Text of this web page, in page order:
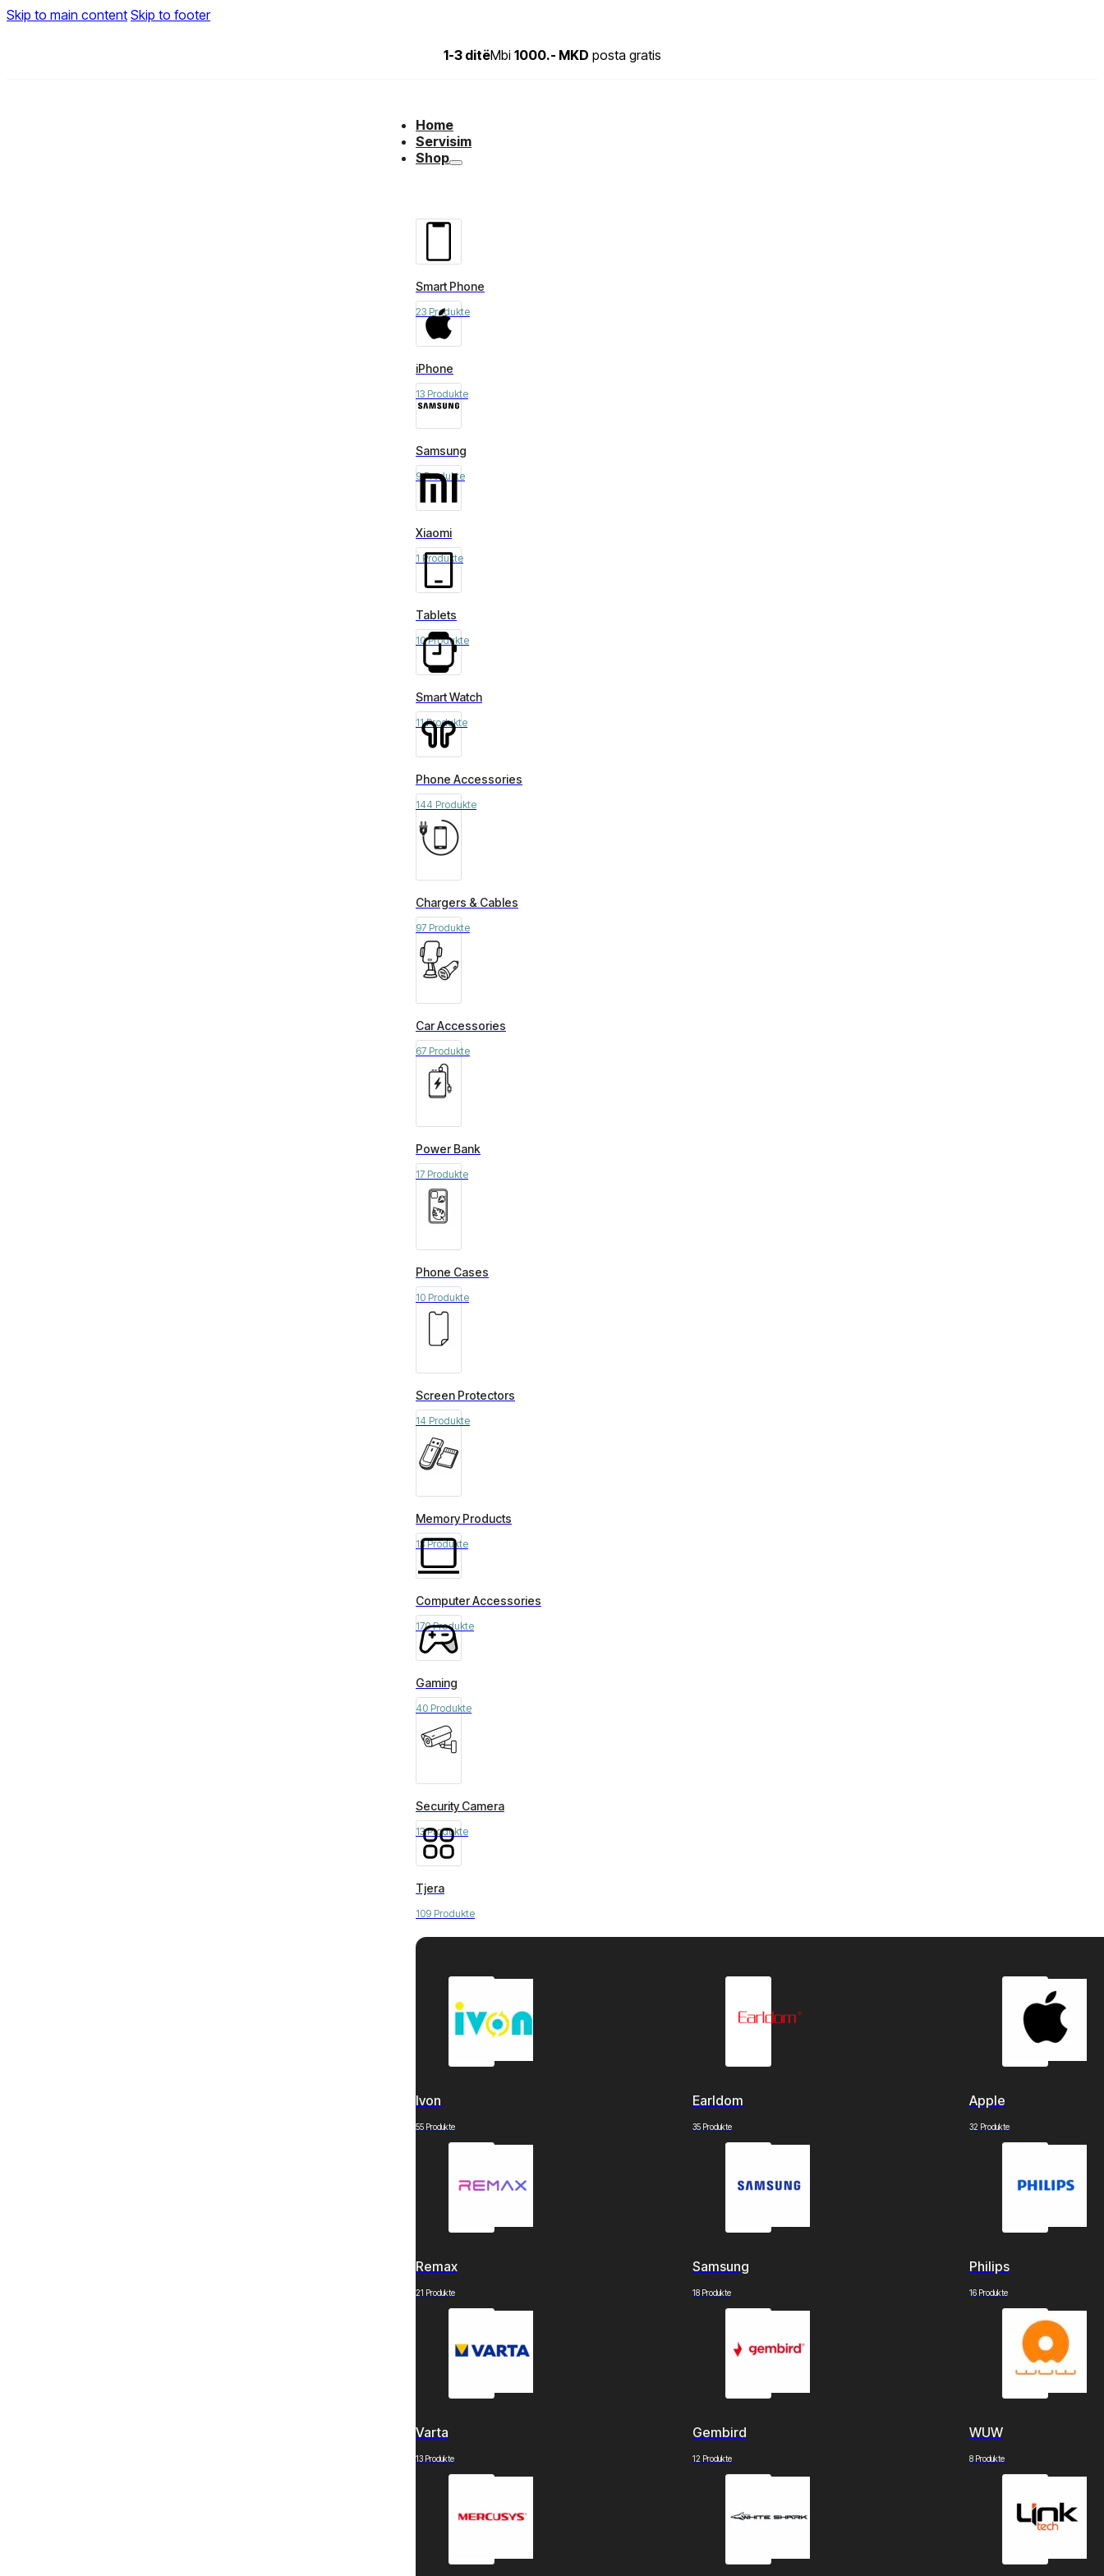
Skip to main content Skip to footer
1-3 ditëMbi 1000.- MKD posta gratis
Home
Servisim
Shop
Smart Phone
23 Produkte
iPhone
13 Produkte
Samsung
9 Produkte
Xiaomi
1 Produkte
Tablets
10 Produkte
Smart Watch
11 Produkte
Phone Accessories
144 Produkte
Chargers & Cables
97 Produkte
Car Accessories
67 Produkte
Power Bank
17 Produkte
Phone Cases
10 Produkte
Screen Protectors
14 Produkte
Memory Products
13 Produkte
Computer Accessories
170 Produkte
Gaming
40 Produkte
Security Camera
13 Produkte
Tjera
109 Produkte
Ivon
55 Produkte
Earldom
35 Produkte
Apple
32 Produkte
Remax
21 Produkte
Samsung
18 Produkte
Philips
16 Produkte
Varta
13 Produkte
Gembird
12 Produkte
WUW
8 Produkte